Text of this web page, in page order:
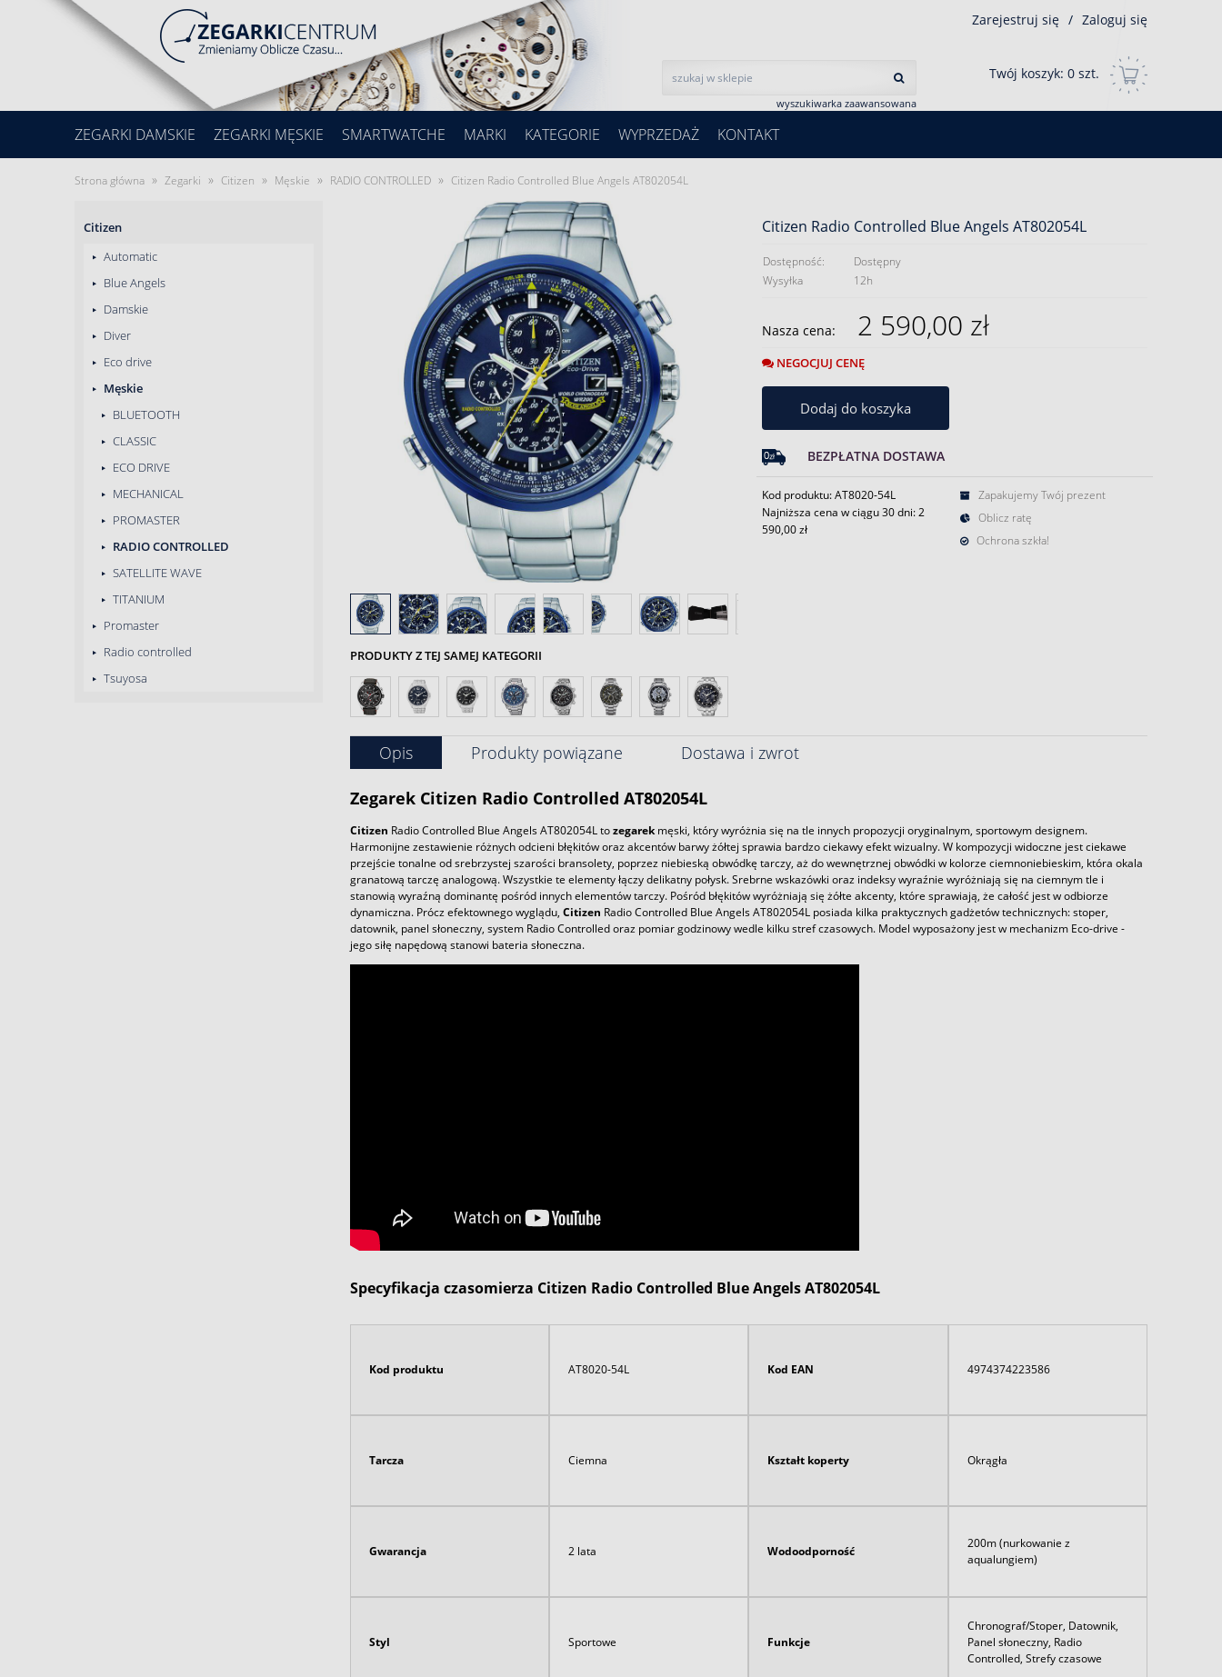
wyszukiwarka zaawansowana
Zarejestruj się / Zaloguj się
Twój koszyk: 0 szt.
ZEGARKI DAMSKIE ZEGARKI MĘSKIE SMARTWATCHE MARKI KATEGORIE WYPRZEDAŻ KONTAKT
Strona główna » Zegarki » Citizen » Męskie » RADIO CONTROLLED » Citizen Radio Controlled Blue Angels AT802054L
Citizen
Automatic
Blue Angels
Damskie
Diver
Eco drive
Męskie
BLUETOOTH
CLASSIC
ECO DRIVE
MECHANICAL
PROMASTER
RADIO CONTROLLED
SATELLITE WAVE
TITANIUM
Promaster
Radio controlled
Tsuyosa
PRODUKTY Z TEJ SAMEJ KATEGORII
Citizen Radio Controlled Blue Angels AT802054L
Dostępność:
Dostępny
Wysyłka
12h
Nasza cena: 2 590,00 zł
NEGOCJUJ CENĘ
Dodaj do koszyka
BEZPŁATNA DOSTAWA
Kod produktu: AT8020-54L
Najniższa cena w ciągu 30 dni:2
590,00 zł
Zapakujemy Twój prezent
Oblicz ratę
Ochrona szkła!
Opis Produkty powiązane Dostawa i zwrot
Zegarek Citizen Radio Controlled AT802054L
Citizen Radio Controlled Blue Angels AT802054L tozegarekmęski, który wyróżnia się na tle innych propozycji oryginalnym, sportowym designem.
Harmonijne zestawienie różnych odcieni błękitów oraz akcentów barwy żółtej sprawia bardzo ciekawy efekt wizualny. W kompozycji widoczne jest ciekawe
przejście tonalne od srebrzystej szarości bransolety, poprzez niebieską obwódkę tarczy, aż do wewnętrznej obwódki w kolorze ciemnoniebieskim, która okala
granatową tarczę analogową. Wszystkie te elementy łączy delikatny połysk. Srebrne wskazówki oraz indeksy wyraźnie wyróżniają się na ciemnym tle i
stanowią wyraźną dominantę pośród innych elementów tarczy. Pośród błękitów wyróżniają się żółte akcenty, które sprawiają, że całość jest w odbiorze
dynamiczna. Prócz efektownego wyglądu, Citizen Radio Controlled Blue Angels AT802054L posiada kilka praktycznych gadżetów technicznych: stoper,
datownik, panel słoneczny, system Radio Controlled oraz pomiar godzinowy wedle kilku stref czasowych. Model wyposażony jest w mechanizm Eco-drive -
jego siłę napędową stanowi bateria słoneczna.
Specyfikacja czasomierza Citizen Radio Controlled Blue Angels AT802054L
Kod produktu AT8020-54L Kod EAN 4974374223586
Tarcza Ciemna Kształt koperty Okrągła
Gwarancja 2 lata Wodoodporność
200m (nurkowanie z
aqualungiem)
Styl Sportowe Funkcje
Chronograf/Stoper, Datownik,
Panel słoneczny, Radio
Controlled, Strefy czasowe